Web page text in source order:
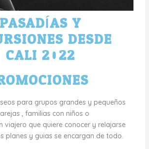
PASADÍAS Y
DESDE
CALI 2022
para grupos grandes y pequeños
, familias con niños o
viajero que quiere conocer y relajarse
planes y guias se encargan de todo.